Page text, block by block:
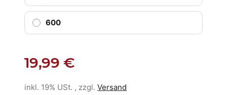
600
19,99 €
inkl. 19% USt. , zzgl. Versand